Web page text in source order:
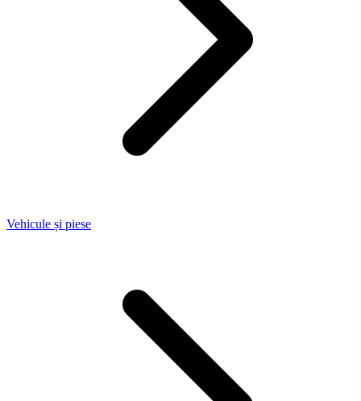
Vehicule și piese